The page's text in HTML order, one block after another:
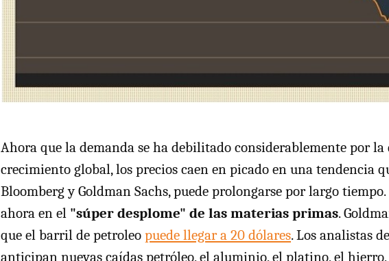
Ahora que la demanda se ha debilitado considerablemente por la
crecimiento global, los precios caen en picado en una tendencia
Bloomberg y Goldman Sachs, puede prolongarse por largo
ahora en el "súper desplome" de las materias primas.
que el barril de petroleo puede llegar a 20 dólares. Los analistas
anticipan nuevas caídas petróleo, el aluminio, el platino, el